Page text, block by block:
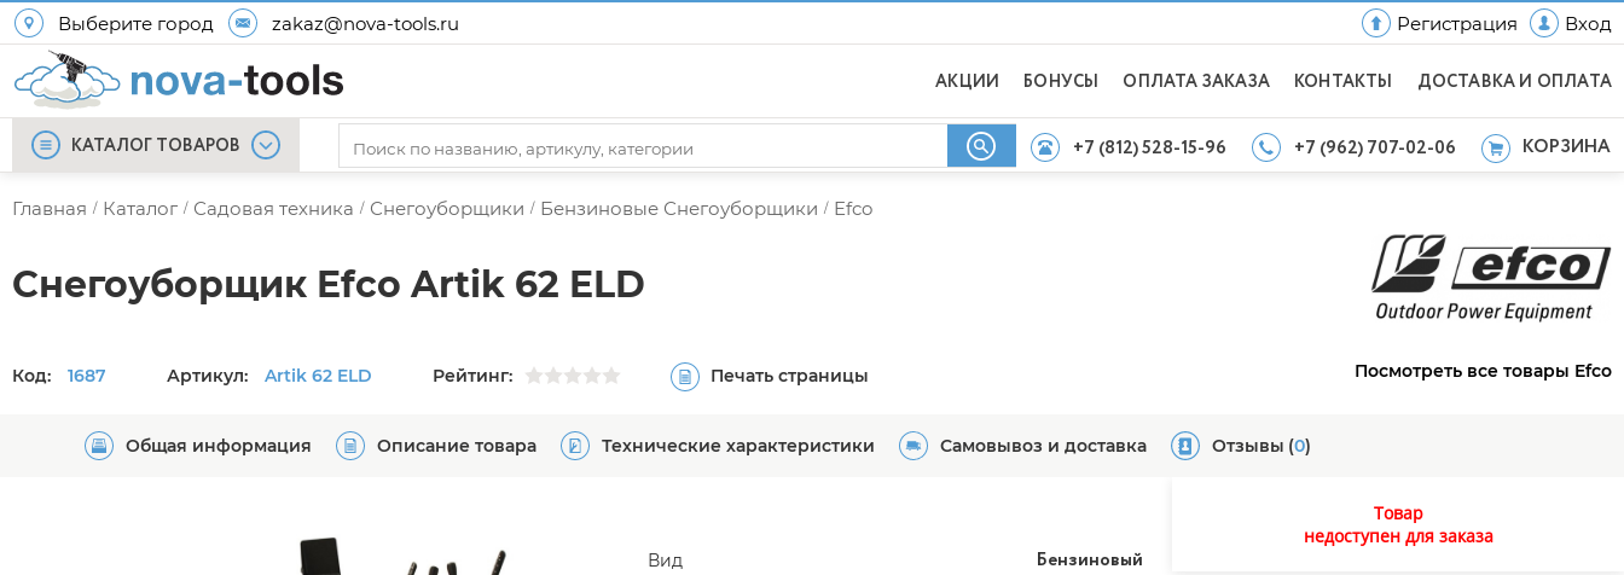
Выберите город zakaz@nova-tools.ru Регистрация Вход
АКЦИИ БОНУСЫ ОПЛАТА ЗАКАЗА КОНТАКТЫ ДОСТАВКА И ОПЛАТА
КАТАЛОГ ТОВАРОВ +7 (812) 528-15-96 +7 (962) 707-02-06 КОРЗИНА
Главная / Каталог / Садовая техника / Снегоуборщики / Бензиновые Снегоуборщики / Efco
Снегоуборщик Efco Artik 62 ELD
Код: 1687 Артикул: Artik 62 ELD Рейтинг: Печать страницы Посмотреть все товары Efco
Общая информация Описание товара Технические характеристики Самовывоз и доставка Отзывы (0)
Вид Бензиновый
Товар
недоступен для заказа